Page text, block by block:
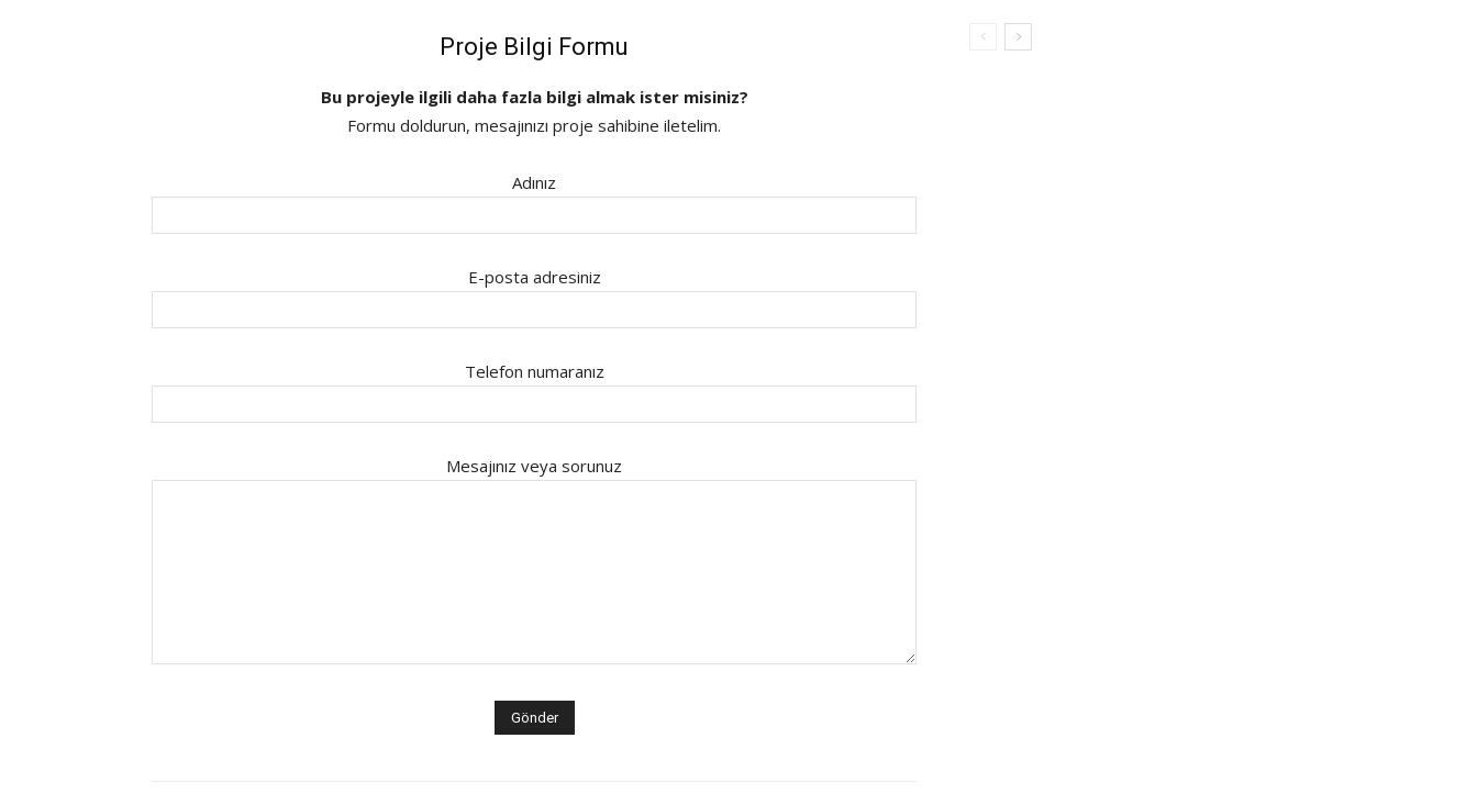
Proje Bilgi Formu
Bu projeyle ilgili daha fazla bilgi almak ister misiniz?
Formu doldurun, mesajınızı proje sahibine iletelim.
Adınız
E-posta adresiniz
Telefon numaranız
Mesajınız veya sorunuz